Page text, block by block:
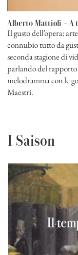
Alberto Mattioli – A
Il gusto dell’opera:
connubio tutto da
seconda stagione di
parlando del
melodramma con le
Maestri.
I Saison